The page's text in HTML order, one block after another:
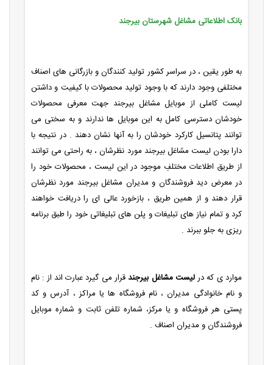
بانک اطلاعاتی مشاغل شهرستان بیرجند
به طور یقین ، در سراسر کشور تولید کنندگان و بازرگانی های اصناف
مختلفی وجود دارند که با وجود تولید محصولات با کیفیت و داشتن
لیست کاملی از موبایل مشاغل بیرجند جهت معرفی محصولات
خودشان دسترسی کامل به این موبایل ها ندارند و به سختی می
توانند پتانسیل کارکرد خودشان را به آنها نشان دهند . در نتیجه با
دارا بودن لیست مشاغل بیرجند مورد نظرشان ، به راحتی می توانند
از طریق اطلاعات مختلفِ موجود در این لیست ، محصولات خود را
در معرض دید فروشندگان و مدیران مشاغل بیرجند مورد نظرشان
قرار دهند و از همین طریق ، بازخورد عالی ای را دریافت خواهند
کرد و تمام نیاز های تبلیغات و پلن های تبلیغاتی خود را طبق برنامه
ریزی به جلو ببرند .
موارد ی که درلیست مشاغل بیرجندقرار می گیرد عبارت اند از : نام
و نام خانوادگی مدیران ، نام فروشگاه ها یا مراکز ، آدرس و کد
پستی هر فروشگاه و یا مرکز، شماره تلفن ثابت و شماره موبایل
فروشندگان و مدیران اصناف .